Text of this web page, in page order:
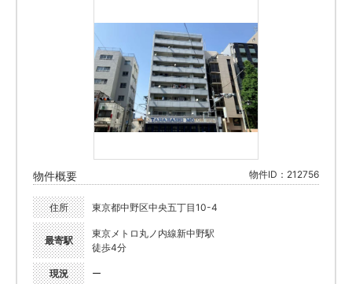
物件概要 物件ID：212756
住所 東京都中野区中央五丁目10-4
最寄駅
東京メトロ丸ノ内線新中野駅
徒歩4分
現況 ー